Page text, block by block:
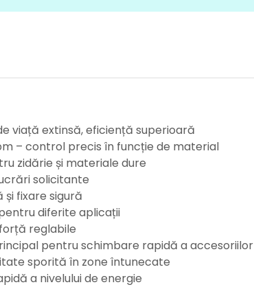
viață extinsă, eficiență superioară
– control precis în funcție de material
zidărie și materiale dure
solicitante
și fixare sigură
diferite aplicații
reglabile
pentru schimbare rapidă a accesoriilor
sporită în zone întunecate
a nivelului de energie